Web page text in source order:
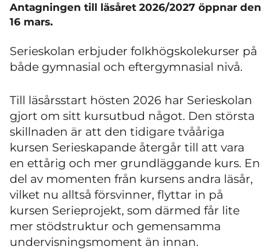
Antagningen till läsåret 2026/2027 öppnar den
16 mars.
Serieskolan erbjuder folkhögskolekurser på
både gymnasial och eftergymnasial nivå.
Till läsårsstart hösten 2026 har Serieskolan
gjort om sitt kursutbud något. Den största
skillnaden är att den tidigare tvååriga
kursen Serieskapande återgår till att vara
en ettårig och mer grundläggande kurs. En
del av momenten från kursens andra läsår,
vilket nu alltså försvinner, flyttar in på
kursen Serieprojekt, som därmed får lite
mer stödstruktur och gemensamma
undervisningsmoment än innan.